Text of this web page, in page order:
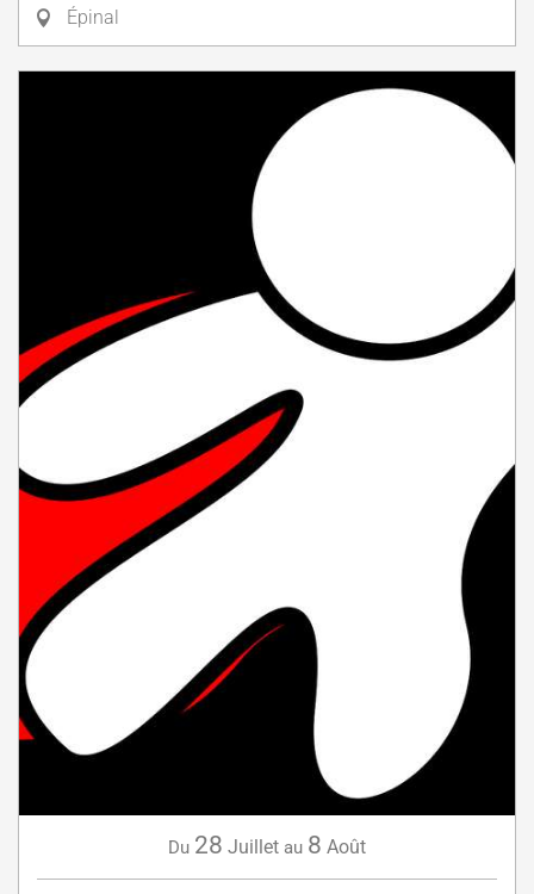
Épinal
Du 28 Juillet au 8 Août